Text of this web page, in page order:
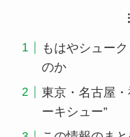
もはやシュー
のか
東京・名古屋
ーキシュー”